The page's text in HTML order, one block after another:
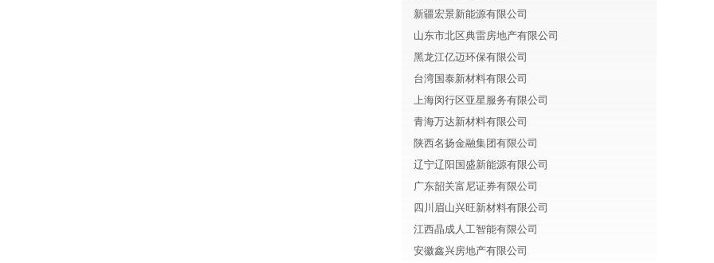
新疆宏景新能源有限公司
山东市北区典雷房地产有限公司
黑龙江亿迈环保有限公司
台湾国泰新材料有限公司
上海闵行区亚星服务有限公司
青海万达新材料有限公司
陕西名扬金融集团有限公司
辽宁辽阳国盛新能源有限公司
广东韶关富尼证券有限公司
四川眉山兴旺新材料有限公司
江西晶成人工智能有限公司
安徽鑫兴房地产有限公司